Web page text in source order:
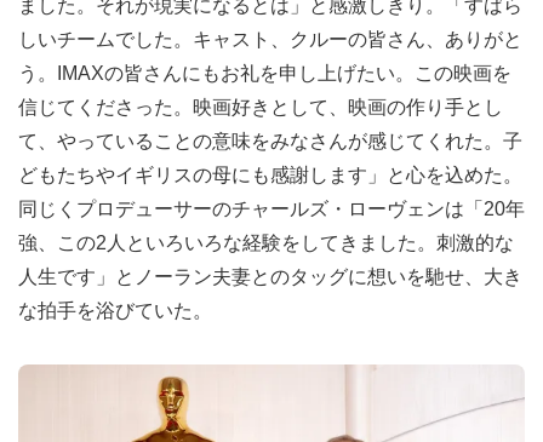
ました。それが現実になるとは」と感激しきり。「すばら
しいチームでした。キャスト、クルーの皆さん、ありがと
う。IMAXの皆さんにもお礼を申し上げたい。この映画を
信じてくださった。映画好きとして、映画の作り手とし
て、やっていることの意味をみなさんが感じてくれた。子
どもたちやイギリスの母にも感謝します」と心を込めた。
同じくプロデューサーのチャールズ・ローヴェンは「20年
強、この2人といろいろな経験をしてきました。刺激的な
人生です」とノーラン夫妻とのタッグに想いを馳せ、大き
な拍手を浴びていた。